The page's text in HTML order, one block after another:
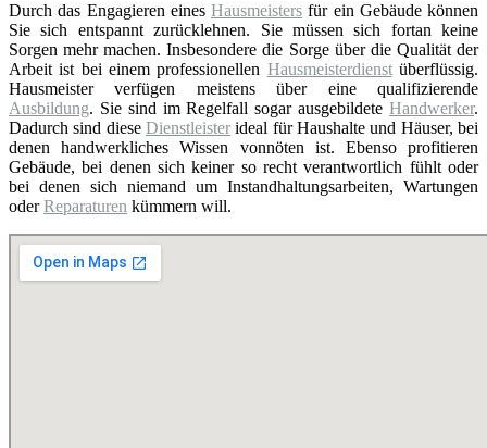
Durch das Engagieren eines Hausmeisters für ein Gebäude können
Sie sich entspannt zurücklehnen. Sie müssen sich fortan keine
Sorgen mehr machen. Insbesondere die Sorge über die Qualität der
Arbeit ist bei einem professionellen Hausmeisterdienstüberflüssig.
Hausmeister verfügen meistens über eine qualifizierende
Ausbildung. Sie sind im Regelfall sogar ausgebildete Handwerker.
Dadurch sind diese Dienstleister ideal für Haushalte und Häuser, bei
denen handwerkliches Wissen vonnöten ist. Ebenso profitieren
Gebäude, bei denen sich keiner so recht verantwortlich fühlt oder
bei denen sich niemand um Instandhaltungsarbeiten, Wartungen
oderReparaturen kümmern will.